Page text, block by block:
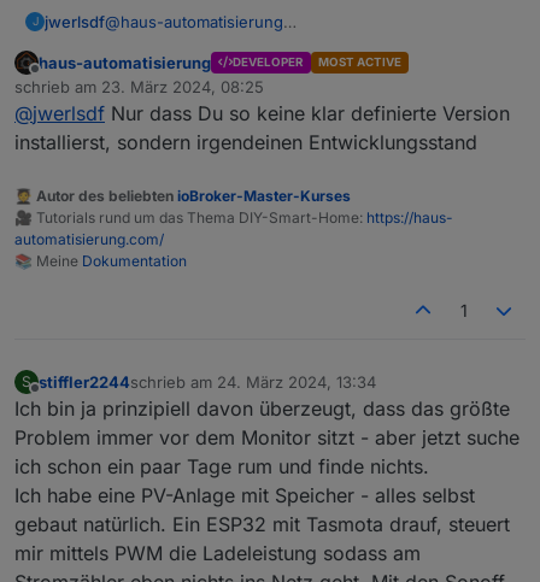
J jwerlsdf@haus-automatisierung
die version auszuprobieren
Offline
haus-automatisierung DEVELOPER MOST ACTIVE
schrieb am 23. März 2024, 08:25
zuletzt editiert von
@jwerlsdf Nur dass Du so keine klar definierte Version
installierst, sondern irgendeinen Entwicklungsstand
🧑‍🎓 Autor des beliebten ioBroker-Master-Kurses
🎥 Tutorials rund um das Thema DIY-Smart-Home: https://haus-
automatisierung.com/
📚 Meine Dokumentation
1
S
Offline
stiffler2244schrieb am 24. März 2024, 13:34
zuletzt editiert von
Ich bin ja prinzipiell davon überzeugt, dass das größte
Problem immer vor dem Monitor sitzt - aber jetzt suche
ich schon ein paar Tage rum und finde nichts.
Ich habe eine PV-Anlage mit Speicher - alles selbst
gebaut natürlich. Ein ESP32 mit Tasmota drauf, steuert
mir mittels PWM die Ladeleistung sodass am